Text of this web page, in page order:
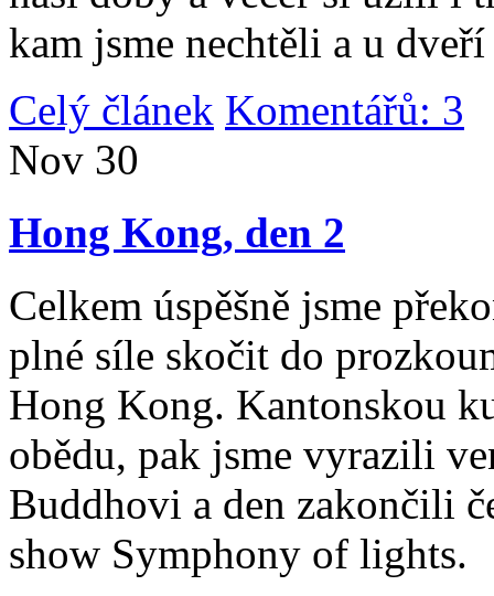
kam jsme nechtěli a u
Celý článek Komentářů: 3
Nov 30
Hong Kong, den 2
Celkem úspěšně jsme
plné síle skočit do
Hong Kong. Kantonskou
obědu, pak jsme vyrazili
Buddhovi a den zakončili
show Symphony of lights.